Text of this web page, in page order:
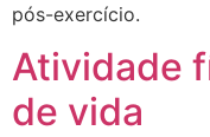
pós-exercício.
Atividade
de vida